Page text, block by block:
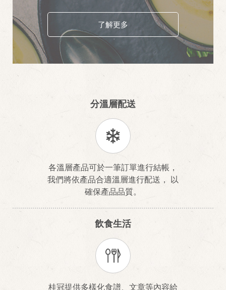
了解更多
分溫層配送
各溫層產品可於一筆訂單進行結帳，
我們將依產品合適溫層進行配送， 以
確保產品品質。
飲食生活
桂冠提供多樣化食譜、文章等內容給